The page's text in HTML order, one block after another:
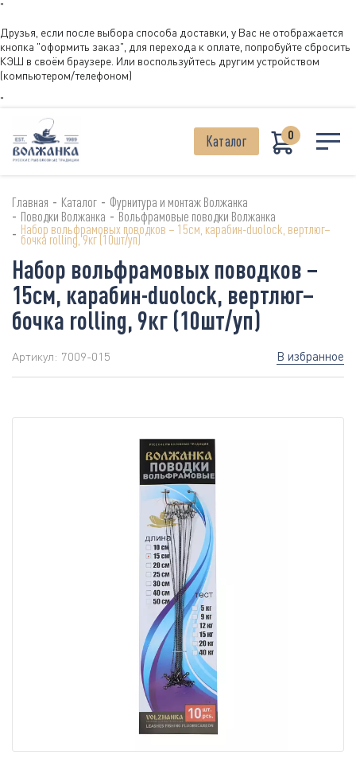
"
Друзья, если после выбора способа доставки, у Вас не отображается
кнопка "оформить заказ", для перехода к оплате, попробуйте сбросить
КЭШ в своём браузере. Или воспользуйтесь другим устройством
(компьютером/телефоном)
"
Каталог 0
Главная - Каталог - Фурнитура и монтаж Волжанка
- Поводки Волжанка - Вольфрамовые поводки Волжанка
- Набор вольфрамовых поводков – 15см, карабин-duolock, вертлюг–
бочка rolling, 9кг (10шт/уп)
Набор вольфрамовых поводков –
15см, карабин-duolock, вертлюг–
бочка rolling, 9кг (10шт/уп)
Артикул: 7009-015 В избранное